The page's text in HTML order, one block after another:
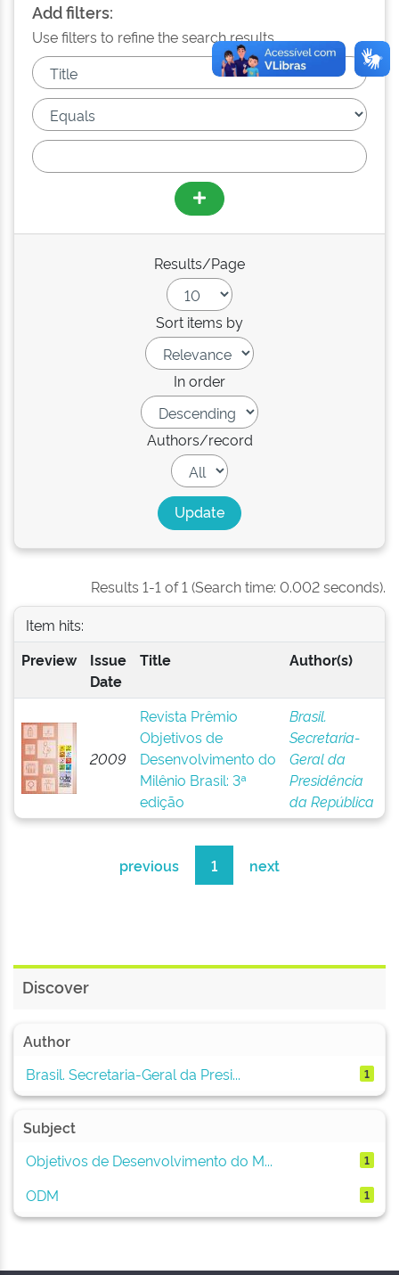
Add filters:
Use filters to refine the search results.
Results/Page
Sort items by
In order
Authors/record
Results 1-1 of 1 (Search time: 0.002 seconds).
Item hits:
Preview
Issue
Date
Title Author(s)
2009
Revista Prêmio
Objetivos de
Desenvolvimento do
Milênio Brasil: 3ª
edição
Brasil.
Secretaria-
Geral da
Presidência
da República
previous 1 next
Discover
Author
Brasil. Secretaria-Geral da Presi...
1
Subject
Objetivos de Desenvolvimento do M...
1
ODM 1